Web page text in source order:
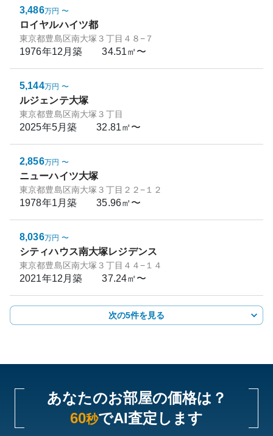
3,486万円 〜
ロイヤルハイツ都
東京都豊島区南大塚３丁目４８−７
1976年12月築 34.51㎡〜
5,144万円 〜
ルジェンテ大塚
東京都豊島区南大塚３丁目
2025年5月築 32.81㎡〜
2,856万円 〜
ニューハイツ大塚
東京都豊島区南大塚３丁目２２−１２
1978年1月築 35.96㎡〜
8,036万円 〜
シティハウス南大塚レジデンス
東京都豊島区南大塚３丁目４４−１４
2021年12月築 37.24㎡〜
次の5件を見る
あなたのお部屋の価格は？
60秒でAI査定します